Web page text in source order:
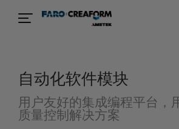
自动化软件模块
用户友好的集成编程平台，
质量控制解决方案